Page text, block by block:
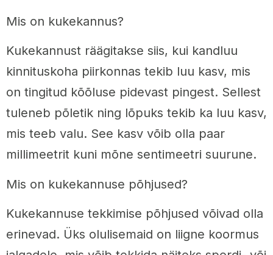
Mis on kukekannus?
Kukekannust räägitakse siis, kui kandluu
kinnituskoha piirkonnas tekib luu kasv, mis
on tingitud kõõluse pidevast pingest. Sellest
tuleneb põletik ning lõpuks tekib ka luu kasv,
mis teeb valu. See kasv võib olla paar
millimeetrit kuni mõne sentimeetri suurune.
Mis on kukekannuse põhjused?
Kukekannuse tekkimise põhjused võivad olla
erinevad. Üks olulisemaid on liigne koormus